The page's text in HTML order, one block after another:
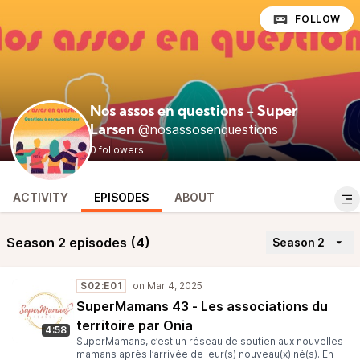
Nos assos en questions - Super
Larsen @nosassosenquestions
0 followers
FOLLOW
ACTIVITY EPISODES ABOUT
Season 2 episodes (4) Season 2
4:58
S02:E01
SuperMamans 43 - Les associations du
territoire par Onia
SuperMamans, c’est un réseau de soutien aux nouvelles
mamans après l’arrivée de leur(s) nouveau(x) né(s). En